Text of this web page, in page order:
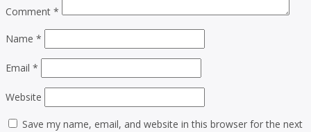
Comment *
Name *
Email *
Website
Save my name, email, and website in this browser for the next